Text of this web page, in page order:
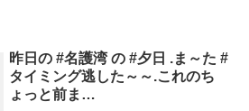
昨日の #名護湾 の #夕日 .ま～た #
タイミング逃した～～.これのち
ょっと前ま…